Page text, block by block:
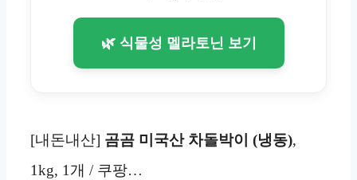
🌿 식물성 멜라토닌 보기
[내돈내산] 곰곰 미국산 차돌박이 (냉동),
1kg, 1개 / 쿠팡…